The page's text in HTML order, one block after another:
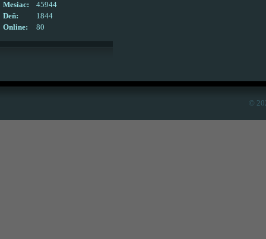
Online: 80
Mesiac:
45944
Deň:
1844
©